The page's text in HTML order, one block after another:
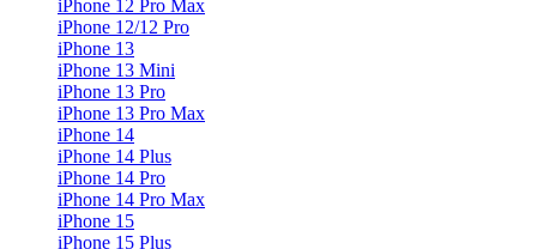
iPhone 12 Pro Max
iPhone 12/12 Pro
iPhone 13
iPhone 13 Mini
iPhone 13 Pro
iPhone 13 Pro Max
iPhone 14
iPhone 14 Plus
iPhone 14 Pro
iPhone 14 Pro Max
iPhone 15
iPhone 15 Plus